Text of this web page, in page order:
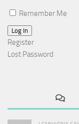
Remember Me
Log In
Register
Lost Password